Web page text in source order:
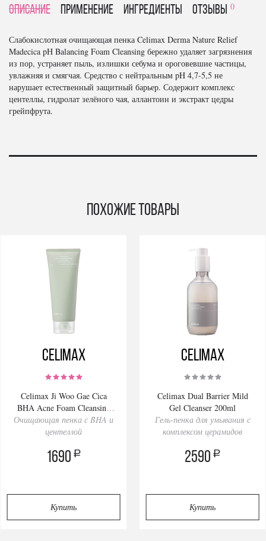
Описание Применение Ингредиенты отзывы 0
Слабокислотная очищающая пенка Celimax Derma Nature Relief
Madecica pH Balancing Foam Cleansing бережно удаляет загрязнения
из пор, устраняет пыль, излишки себума и ороговевшие частицы,
увлажняя и смягчая. Средство с нейтральным pH 4,7-5,5 не
нарушает естественный защитный барьер. Содержит комплекс
центеллы, гидролат зелёного чая, аллантоин и экстракт цедры
грейпфрута.
Похожие товары
Celimax
Celimax Ji Woo Gae Cica
BHA Acne Foam Cleansing
150ml
Очищающая пенка с BHA и
центеллой
1690 a
Купить
Celimax
Celimax Dual Barrier Mild
Gel Cleanser 200ml
Гель-пенка для умывания с
комплексом церамидов
2590 a
Купить